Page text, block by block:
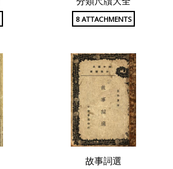
8 ATTACHMENTS
故事詞選